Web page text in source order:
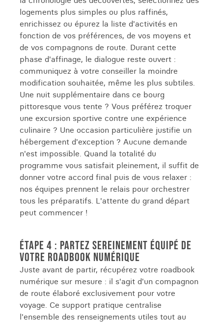
logements plus simples ou plus raffinés,
enrichissez ou épurez la liste d'activités en
fonction de vos préférences, de vos moyens et
de vos compagnons de route. Durant cette
phase d'affinage, le dialogue reste ouvert :
communiquez à votre conseiller la moindre
modification souhaitée, même les plus subtiles.
Une nuit supplémentaire dans ce bourg
pittoresque vous tente ? Vous préférez troquer
une excursion sportive contre une expérience
culinaire ? Une occasion particulière justifie un
hébergement d'exception ? Aucune demande
n'est impossible. Quand la totalité du
programme vous satisfait pleinement, il suffit de
donner votre accord final puis de vous relaxer :
nos équipes prennent le relais pour orchestrer
tous les préparatifs. L'attente du grand départ
peut commencer !
ÉTAPE 4 : PARTEZ SEREINEMENT ÉQUIPÉ DE
VOTRE ROADBOOK NUMÉRIQUE
Juste avant de partir, récupérez votre roadbook
numérique sur mesure : il s'agit d'un compagnon
de route élaboré exclusivement pour votre
voyage. Ce support pratique centralise
l'ensemble des renseignements utiles tout au